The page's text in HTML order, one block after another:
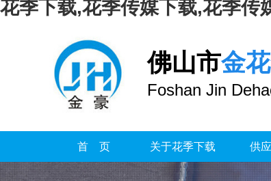
花季下载,花季传媒下载,花季传
佛山市金
Foshan Jin
首 页 关于花季下载 供